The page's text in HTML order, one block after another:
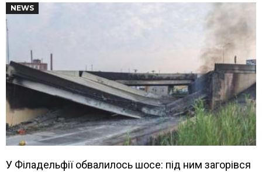
NEWS
У Філадельфії обвалилось шосе: під ним загорівся